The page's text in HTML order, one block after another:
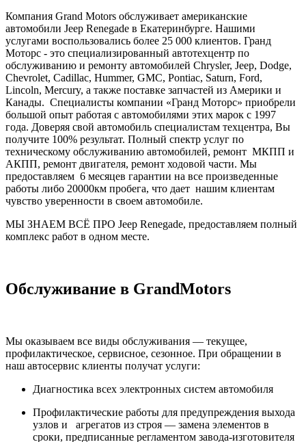
Компания Grand Motors обслуживает американские
автомобили Jeep Renegade в Екатеринбурге. Нашими
услугами воспользовались более 25 000 клиентов. Гранд
Моторс - это специализированный автотехцентр по
обслуживанию и ремонту автомобилей Chrysler, Jeep, Dodge,
Chevrolet, Cadillac, Hummer, GMC, Pontiac, Saturn, Ford,
Lincoln, Mercury, а также поставке запчастей из Америки и
Канады. Специалисты компании «Гранд Моторс» приобрели
большой опыт работая с автомобилями этих марок с 1997
года. Доверяя свой автомобиль специалистам техцентра, Вы
получите 100% результат. Полный спектр услуг по
техническому обслуживанию автомобилей, ремонт МКПП и
АКПП, ремонт двигателя, ремонт ходовой части. Мы
предоставляем 6 месяцев гарантии на все произведенные
работы либо 20000км пробега, что дает нашим клиентам
чувство уверенности в своем автомобиле.
МЫ ЗНАЕМ ВСЁ ПРО Jeep Renegade, предоставляем полный
комплекс работ в одном месте.
Обслуживание в GrandMotors
Мы оказываем все виды обслуживания — текущее,
профилактическое, сервисное, сезонное. При обращении в
наш автосервис клиенты получат услуги:
Диагностика всех электронных систем автомобиля
Профилактические работы для предупреждения выхода
узлов и агрегатов из строя — замена элементов в
сроки, предписанные регламентом завода-изготовителя